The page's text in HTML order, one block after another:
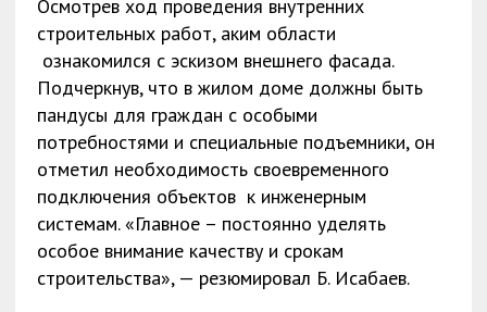
Осмотрев ход проведения внутренних
строительных работ, аким области
ознакомился с эскизом внешнего фасада.
Подчеркнув, что в жилом доме должны быть
пандусы для граждан с особыми
потребностями и специальные подъемники, он
отметил необходимость своевременного
подключения объектов к инженерным
системам. «Главное – постоянно уделять
особое внимание качеству и срокам
строительства», — резюмировал Б. Исабаев.